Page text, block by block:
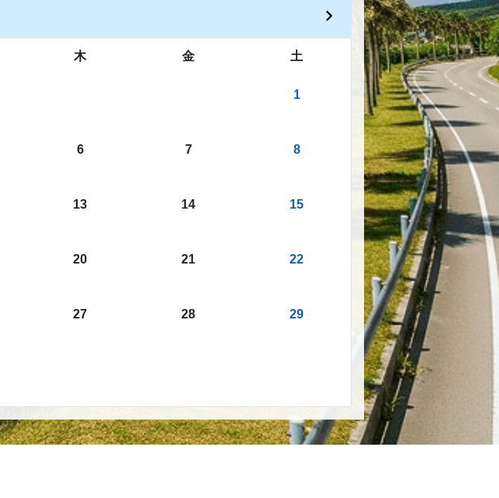
木 金 土
1
6 7 8
13 14 15
20 21 22
27 28 29